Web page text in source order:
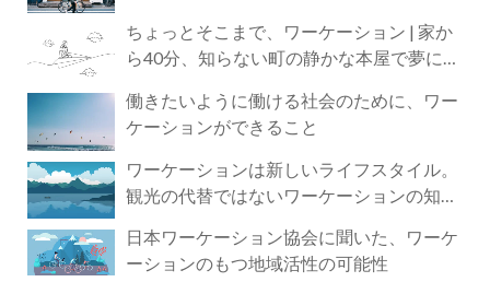
ちょっとそこまで、ワーケーション | 家か
ら40分、知らない町の静かな本屋で夢に近
働きたいように働ける社会のために、ワー
ケーションができること
ワーケーションは新しいライフスタイル。
観光の代替ではないワーケーションの知ら
日本ワーケーション協会に聞いた、ワーケ
ーションのもつ地域活性の可能性